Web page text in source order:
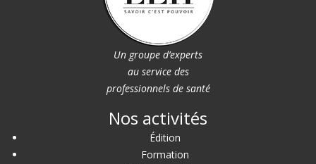
Un groupe d’experts
au service des
professionnels de santé
Nos activités
Édition
Formation